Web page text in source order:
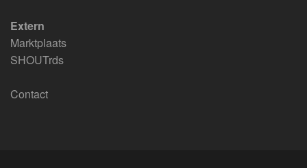
Extern
Marktplaats
SHOUTrds
Contact